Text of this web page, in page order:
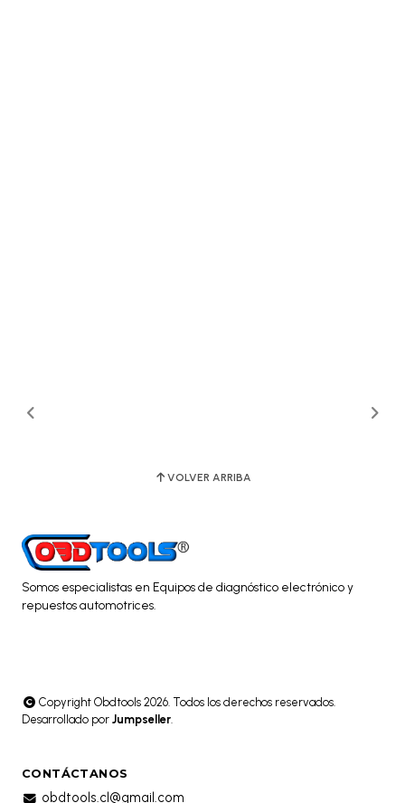
VOLVER ARRIBA
Somos especialistas en Equipos de diagnóstico electrónico y
repuestos automotrices.
Copyright Obdtools 2026. Todos los derechos reservados.
Desarrollado por Jumpseller.
CONTÁCTANOS
obdtools.cl@gmail.com